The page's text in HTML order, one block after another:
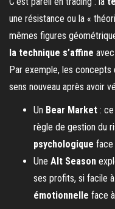
une résistance ou la «
mêmes figures
la technique s’affine
Par exemple, les concepts
sens nouveau après avoir
Un Bear Market :
règle de gestion du
psychologique face
Une Alt Season
ses profits, si facile
émotionnelle face